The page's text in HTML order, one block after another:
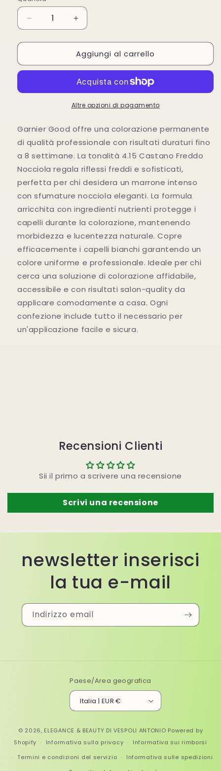
Diminuisci
quantità
per
Good
n.
Freddo
Aumenta
quantità
per
Garnier
Good
Permanente
n.
4.15
Freddo
Aggiungi al carrello
Altre opzioni di pagamento
Garnier Good offre una colorazione permanente
di qualità professionale con risultati duraturi fino
a 8 settimane. La tonalità 4.15 Castano Freddo
Nocciola regala riflessi freddi e sofisticati,
perfetta per chi desidera un marrone intenso
con sfumature nocciola eleganti. La formula
arricchita con ingredienti nutrienti protegge i
capelli durante la colorazione, mantenendo
morbidezza e lucentezza naturale. Copre
efficacemente i capelli bianchi garantendo un
colore uniforme e professionale. Ideale per chi
cerca una soluzione di colorazione affidabile,
accessibile e con risultati salon-quality da
applicare comodamente a casa. Ogni
confezione include tutto il necessario per
un'applicazione facile e sicura.
Recensioni Clienti
Sii il primo a scrivere una recensione
Scrivi una recensione
newsletter inserisci
la tua e-mail
Indirizzo email
Paese/Area geografica
Italia | EUR €
© 2026, ELEGANCE & BEAUTY DI VESPOLI ANTONIO Powered by
Shopify
Informativa sulla privacy
Informativa sui rimborsi
Termini e condizioni del servizio
Informativa sulle spedizioni